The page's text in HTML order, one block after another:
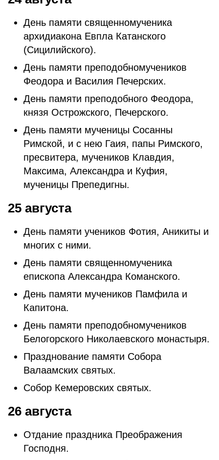
День памяти священномученика
архидиакона Евпла Катанского
(Сицилийского).
День памяти преподобномучеников
Феодора и Василия Печерских.
День памяти преподобного Феодора,
князя Острожского, Печерского.
День памяти мученицы Сосанны
Римской, и с нею Гаия, папы Римского,
пресвитера, мучеников Клавдия,
Максима, Александра и Куфия,
мученицы Препедигны.
25 августа
День памяти учеников Фотия, Аникиты и
многих с ними.
День памяти священномученика
епископа Александра Команского.
День памяти мучеников Памфила и
Капитона.
День памяти преподобномучеников
Белогорского Николаевского монастыря.
Празднование памяти Собора
Валаамских святых.
Собор Кемеровских святых.
26 августа
Отдание праздника Преображения
Господня.